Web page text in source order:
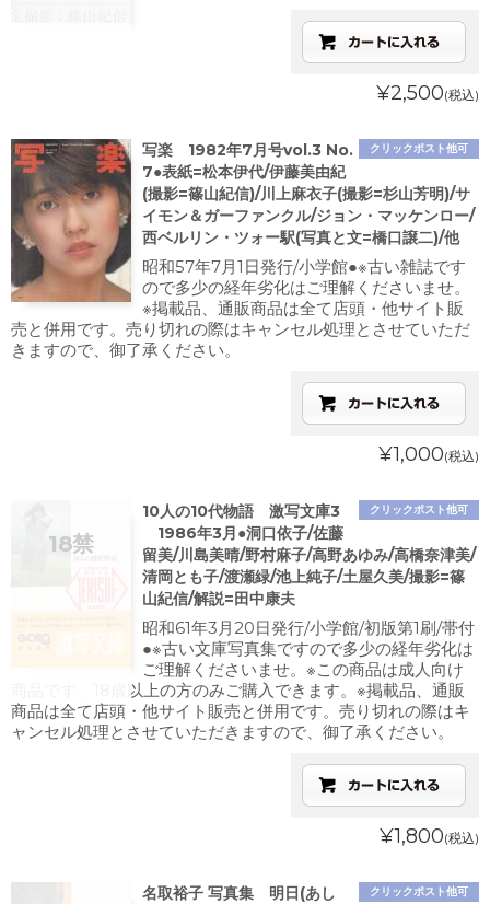
¥2,500(税込)
クリックポスト他可
写楽 1982年7月号vol.3 No.
7●表紙=松本伊代/伊藤美由紀
(撮影=篠山紀信)/川上麻衣子(撮影=杉山芳明)/サ
イモン＆ガーファンクル/ジョン・マッケンロー/
西ベルリン・ツォー駅(写真と文=橋口譲二)/他
昭和57年7月1日発行/小学館●※古い雑誌です
ので多少の経年劣化はご理解くださいませ。
※掲載品、通販商品は全て店頭・他サイト販
売と併用です。売り切れの際はキャンセル処理とさせていただ
きますので、御了承ください。
¥1,000(税込)
クリックポスト他可
10人の10代物語 激写文庫3
1986年3月●洞口依子/佐藤
留美/川島美晴/野村麻子/高野あゆみ/高橋奈津美/
清岡とも子/渡瀬緑/池上純子/土屋久美/撮影=篠
山紀信/解説=田中康夫
昭和61年3月20日発行/小学館/初版第1刷/帯付
●※古い文庫写真集ですので多少の経年劣化は
ご理解くださいませ。※この商品は成人向け
商品です。18歳以上の方のみご購入できます。※掲載品、通販
商品は全て店頭・他サイト販売と併用です。売り切れの際はキ
ャンセル処理とさせていただきますので、御了承ください。
¥1,800(税込)
クリックポスト他可
名取裕子 写真集 明日(あし